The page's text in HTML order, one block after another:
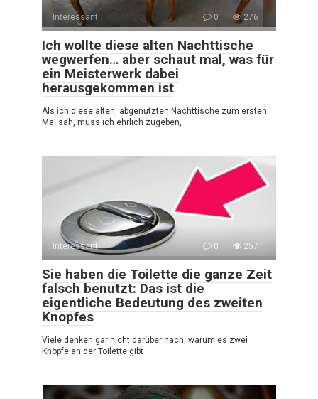
Interessant 0 276
Ich wollte diese alten Nachttische
wegwerfen… aber schaut mal, was für
ein Meisterwerk dabei
herausgekommen ist
Als ich diese alten, abgenutzten Nachttische zum ersten
Mal sah, muss ich ehrlich zugeben,
Interessant 0 257
Sie haben die Toilette die ganze Zeit
falsch benutzt: Das ist die
eigentliche Bedeutung des zweiten
Knopfes
Viele denken gar nicht darüber nach, warum es zwei
Knöpfe an der Toilette gibt